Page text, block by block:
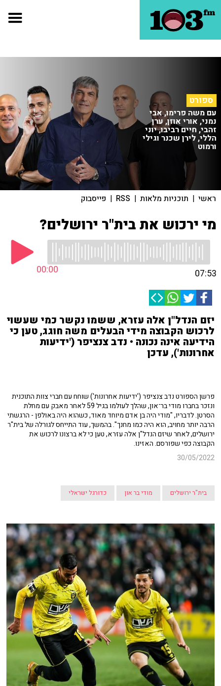
ספורט
עם משה פרימו, אבי
נמני, אורי אוזן, ערן
זהבי, חיים רביבו, יוני
הללי, לירן שכנר וגילי
ורמוט
ראשי | תוכניות מלאות |
RSS
| פייסבוק
מי ירכוש את בית"ר ירושלים?
00:00 07:53
יזם הנדל"ן אלה עזרא, ששמו נקשר כמי שעשוי
לרכוש הקבוצה מידי הבעלים משה חוגג, טען כי
הידיעה אינה נכונה • נדב צנציפר ('ידיעות
אחרונות'), עדכן
פרשן הספורט נדב צנציפר ('ידיעות אחרונות') שוחח עם חברי צוות התוכנית
ונזכר בחברו מודי בר־און, שהלך לעולמו בגיל 59 לאחר מאבק עם מחלת
הסרטן. לדבריו, "מודי היה בן אדם מיוחד מאוד, כשהוא היה באולפן - הרגשתי
הרבה יותר מחויב, הוא היה כמו מחנך". בהמשך, עוד התייחס לגורלה של בית"ר
ירושלים, לאחר שיזם הנדל"ן אלה עזרא, טען כי לא ברצונו לרכוש את
הקבוצה כפי שפורסם. האזינו.
30/05/2022
בית"ר ירושלים מודי בר און כדורגל ישראלי